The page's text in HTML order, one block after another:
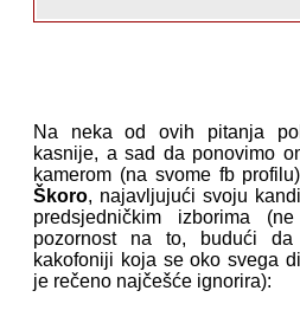
Na neka od ovih pitanja
kasnije, a sad da ponovimo
kamerom (na svome fb
Škoro, najavljujući svoju
predsjedničkim izborima
pozornost na to, budući
kakofoniji koja se oko svega
je rečeno najčešće ignorira):